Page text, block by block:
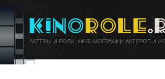
АКТЕРЫ И РОЛИ. ФИЛЬМОГРАФИИ АКТЕРОВ И